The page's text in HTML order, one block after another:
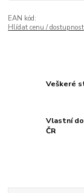
EAN kód:
Hlídat cenu / dostupnost
Veškeré
Vlastní
ČR